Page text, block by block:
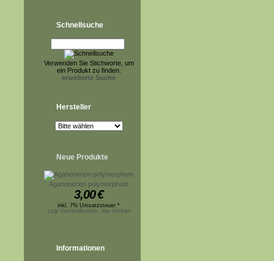
Schnellsuche
Verwenden Sie Stichworte, um
ein Produkt zu finden.
erweiterte Suche
Hersteller
Neue Produkte
Aganonerion polymorphum
3,00€
inkl. 7% Umsatzsteuer *
zzgl.Versandkosten, hier klicken
Informationen